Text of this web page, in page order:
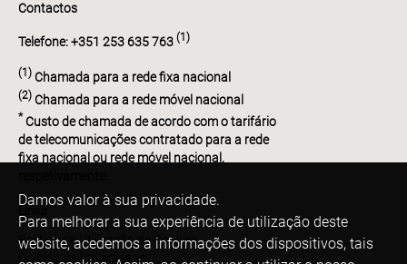
Damos valor à sua privacidade.
Para melhorar a sua experiência de utilização deste
website, acedemos a informações dos dispositivos, tais
Contactos
Telefone: +351 253 635 763 (1)
(1) Chamada para a rede fixa nacional
(2) Chamada para a rede móvel nacional
* Custo de chamada de acordo com o tarifário
de telecomunicações contratado para a rede
fixa nacional ou rede móvel nacional,
Política de Utilização de Cookies
Política de Privacidade